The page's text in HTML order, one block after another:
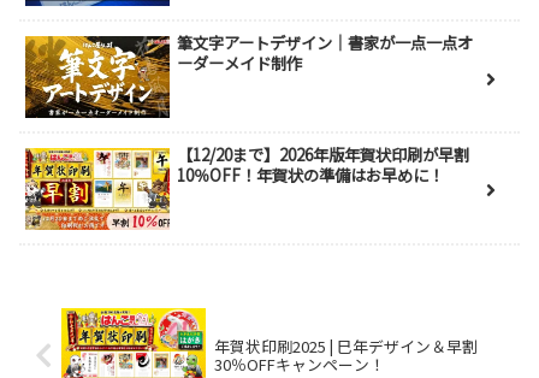
筆文字アートデザイン｜書家が一点一点オ
ーダーメイド制作
【12/20まで】2026年版年賀状印刷が早割
10％OFF！年賀状の準備はお早めに！
年賀状印刷2025 | 巳年デザイン＆早割
30％OFFキャンペーン！